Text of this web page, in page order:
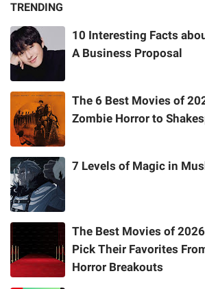
TRENDING
10 Interesting Facts
A Business Proposal
The 6 Best Movies of
Zombie Horror to
7 Levels of Magic in
The Best Movies of
Pick Their Favorites
Horror Breakouts